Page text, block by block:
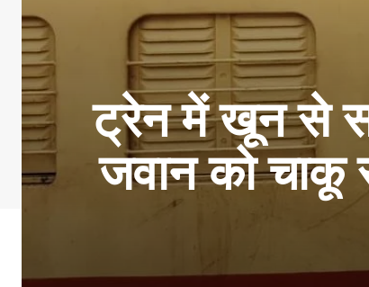
ट्रेन में खून से
जवान को चाकू